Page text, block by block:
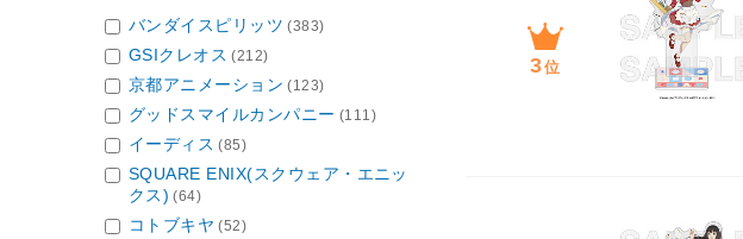
3位
バンダイスピリッツ (383)
GSIクレオス (212)
京都アニメーション (123)
グッドスマイルカンパニー (111)
イーディス (85)
SQUARE ENIX(スクウェア・エニッ
クス) (64)
コトブキヤ (52)